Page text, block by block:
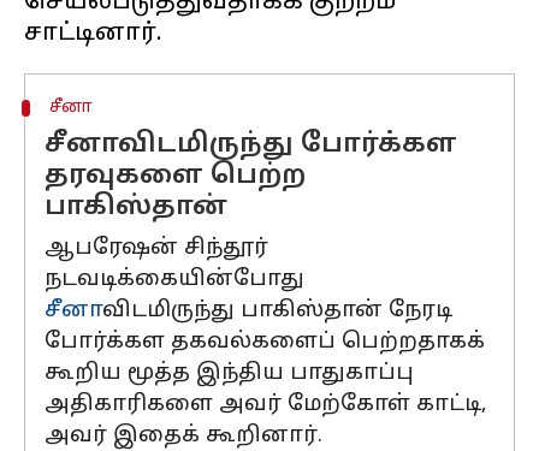
சீனா
சீனாவிடமிருந்து போர்க்கள
தரவுகளை பெற்ற
பாகிஸ்தான்
ஆபரேஷன் சிந்தூர்
நடவடிக்கையின்போது
சீனாவிடமிருந்து பாகிஸ்தான் நேரடி
போர்க்கள தகவல்களைப் பெற்றதாகக்
கூறிய மூத்த இந்திய பாதுகாப்பு
அதிகாரிகளை அவர் மேற்கோள் காட்டி,
அவர் இதைக் கூறினார்.